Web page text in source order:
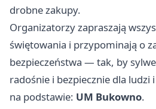
drobne zakupy.
Organizatorzy zapraszają
świętowania i przypominają o
bezpieczeństwa — tak, by
radośnie i bezpiecznie dla ludzi
na podstawie: UM Bukowno.